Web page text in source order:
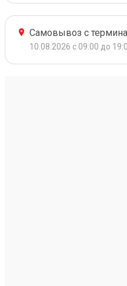
Самовывоз с
10.08.2026 с 09:00 до